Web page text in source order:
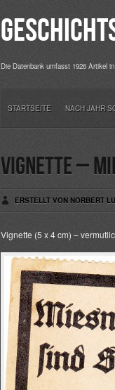
Die Datenbank umfasst 1926 Artikel
STARTSEITE NACH JAHR
Vignette –
ERSTELLT VON NORBERT
Vignette (5 x 4 cm) –